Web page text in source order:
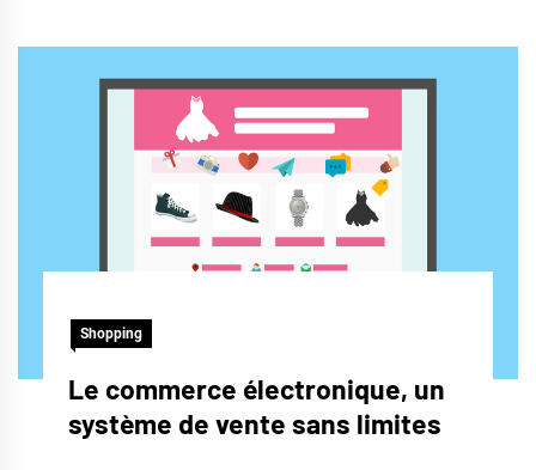
Shopping
Le commerce électronique, un
système de vente sans limites